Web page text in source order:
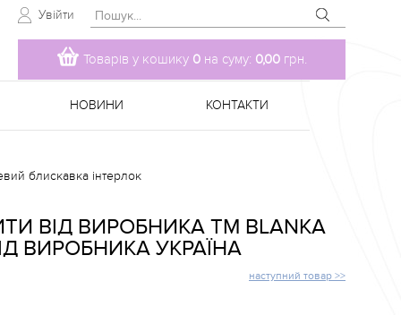
Увійти
Товарів у кошику 0 на суму: 0,00грн.
НОВИНИ КОНТАКТИ
блискавка інтерлок
ВІД ВИРОБНИКА TM BLANKA
ВИРОБНИКА УКРАЇНА
наступний товар >>